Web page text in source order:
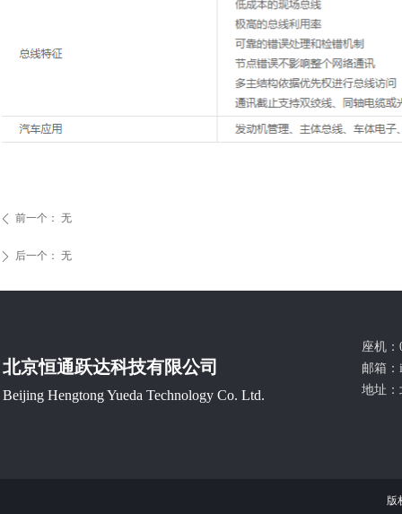
ꄴ 前一个： 无
ꄲ 后一个： 无
座机
邮箱：
地址：
北京恒通跃达科技有限公司
Beijing Hengtong Yueda Technology Co. Ltd.
版